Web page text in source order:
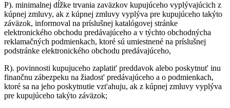
P). minimalnej dĺžke trvania zaväzkov kupujúceho vyplývajúcich z
kúpnej zmluvy, ak z kúpnej zmluvy vyplýva pre kupujúceho takýto
záväzok, informoval na príslušnej katalógovej stránke
elektronického obchodu predávajúceho a v týchto obchodnýcha
reklamačných podmienkach, ktoré sú umiestnené na príslušnej
podstránke elektronického obchodu predávajúceho,
R). povinnosti kupujuceho zaplatit' preddavok alebo poskytnut' inu
finančnu zábezpeku na žiadost' predávajúceho a o podmienkach,
ktoré sa na jeho poskytnutie vzt'ahuju, ak z kúpnej zmluvy vyplýva
pre kupujúceho takýto záväzok;